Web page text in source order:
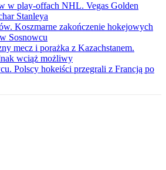
w play-offach NHL. Vegas Golden
Stanleya
Koszmarne zakończenie hokejowych
Sosnowcu
mecz i porażka z Kazachstanem.
wciąż możliwy
Polscy hokeiści przegrali z Francją po